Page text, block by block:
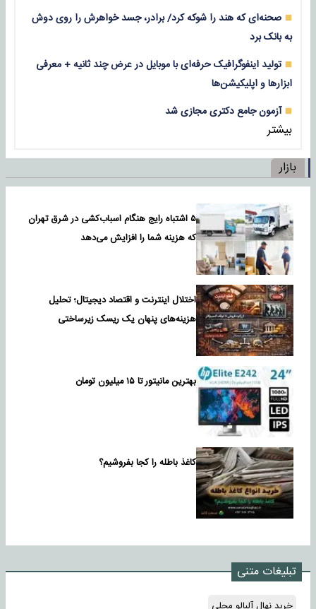
صحنه‌ای که هند را شوکه کرد/ برادر، جسد خواهرش را روی دوش
به بانک برد
تولید اینفوگرافیک حرفه‌ای با موبایل در عرض چند ثانیه + معرفی
ابزارها و اپلیکیشن‌ها
آزمون جامع دکتری مجازی شد
بیشتر
بازار
۵ اشتباه رایج هنگام اسباب‌کشی در شرق تهران
که هزینه شما را افزایش می‌دهد
اختلال اینترنت و اقتصاد دیجیتال؛ تحلیل
هزینه‌های پنهان یک ریسک زیرساختی
بهترین مانیتور تا ۱۵ میلیون تومان
کاغذ باطله را کجا بفروشیم؟
تبلیغات متنی